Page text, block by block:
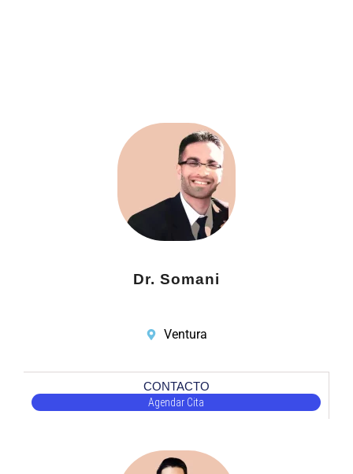
Dr. Somani
Ventura
CONTACTO
Agendar Cita